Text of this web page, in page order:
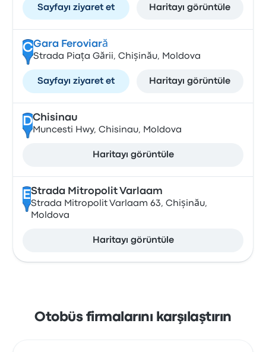
Sayfayı ziyaret et Haritayı görüntüle
CGara Feroviară
Strada Piața Gării, Chișinău, Moldova
Sayfayı ziyaret et Haritayı görüntüle
DChisinau
Muncesti Hwy, Chisinau, Moldova
Haritayı görüntüle
EStrada Mitropolit Varlaam
Strada Mitropolit Varlaam 63, Chișinău,
Moldova
Haritayı görüntüle
Otobüs firmalarını karşılaştırın